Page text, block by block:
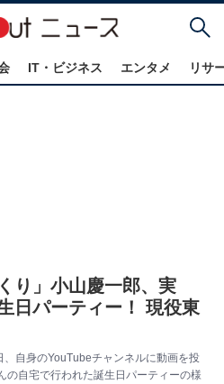
IT・ビジネス エンタメ リサ
り」小山慶一郎、実
日パーティー！ 現役東
自身のYouTubeチャンネルに動画を投
の自宅で行われた誕生日パーティーの様